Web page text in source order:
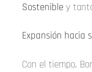
Sostenible y
Expansión hacia
Con el tiempo,